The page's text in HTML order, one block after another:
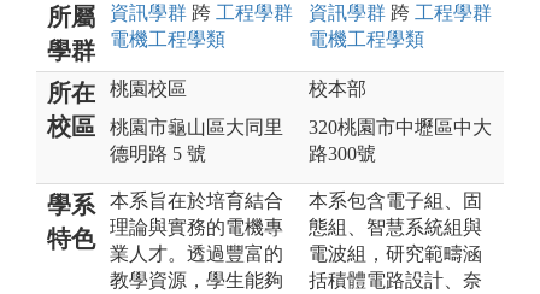
所屬
學群
資訊學群 跨 工程學群
電機工程學類
資訊學群 跨 工程學群
電機工程學類
所在
校區
桃園校區
桃園市龜山區大同里
德明路 5 號
校本部
320桃園市中壢區中大
路300號
學系
特色
本系旨在於培育結合
理論與實務的電機專
業人才。透過豐富的
教學資源，學生能夠
本系包含電子組、固
態組、智慧系統組與
電波組，研究範疇涵
括積體電路設計、奈